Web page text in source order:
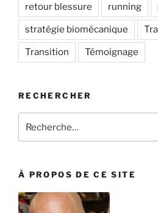
retour blessure running
stratégie biomécanique
Transition Témoignage
RECHERCHER
pour
À PROPOS DE CE SITE